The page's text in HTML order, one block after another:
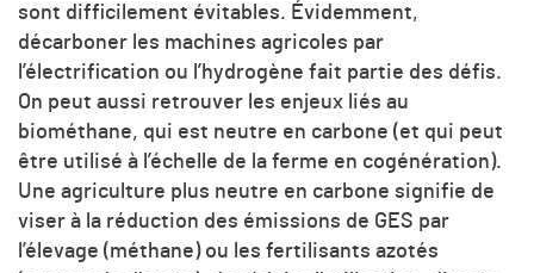
sont difficilement évitables. Évidemment,
décarboner les machines agricoles par
l’électrification ou l’hydrogène fait partie des défis.
On peut aussi retrouver les enjeux liés au
biométhane, qui est neutre en carbone (et qui peut
être utilisé à l’échelle de la ferme en cogénération).
Une agriculture plus neutre en carbone signifie de
viser à la réduction des émissions de GES par
l’élevage (méthane) ou les fertilisants azotés